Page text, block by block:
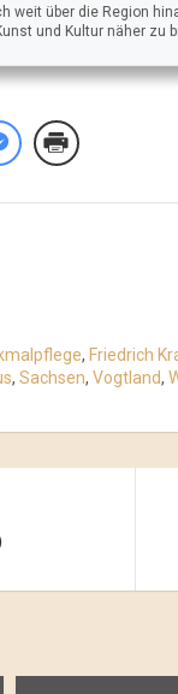
weit über die Region
und Kultur näher zu
, Friedrich
, Sachsen, Vogtland,